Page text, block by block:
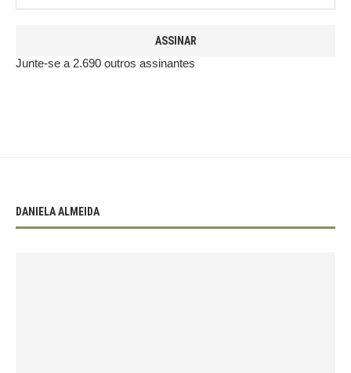
ASSINAR
Junte-se a 2.690 outros assinantes
DANIELA ALMEIDA